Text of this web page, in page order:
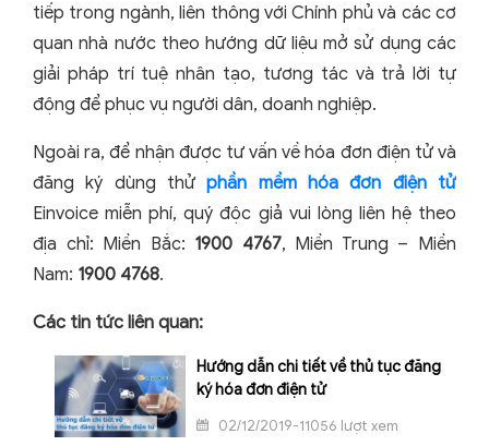
tiếp trong ngành, liên thông với Chính phủ và các cơ
quan nhà nước theo hướng dữ liệu mở sử dụng các
giải pháp trí tuệ nhân tạo, tương tác và trả lời tự
động để phục vụ người dân, doanh nghiệp.
Ngoài ra, để nhận được tư vấn về hóa đơn điện tử và
đăng ký dùng thửphần mềm hóa đơn điện tử
Einvoice miễn phí, quý độc giả vui lòng liên hệ theo
địa chỉ: Miền Bắc: 1900 4767, Miền Trung – Miền
Nam: 1900 4768.
Các tin tức liên quan:
Hướng dẫn chi tiết về thủ tục đăng
ký hóa đơn điện tử
02/12/2019-11056 lượt xem